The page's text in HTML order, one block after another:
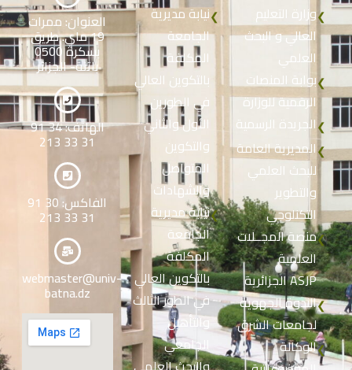
❮وزارة التعليم
العالي و البحث
العلمي
❮بوابة المنصات
الرقمية للوزارة
❮الجريدة الرسمية
❮المديرية العامة
للبحث العلمي
والتطوير
التكنلوجي
❮منصة المجــلات
العلمية
الجزائرية ASJP
❮الندوة الجهوية
لجامعات الشرق
❮الوكالة
❮نيابة مديرية
الجامعة
المكلفة
بالتكوين العالي
في الطورين
الأول والثاني
والتكوين
المتواصل
والشهادات
❮نيابة مديرية
الجامعة
المكلفة
بالتكوين العالي
في الطور الثالث
والتأهيل
الجامعي
العنوان: ممرات
19 ماي. طريق
بسكرة 0500
باتنة- الجزائر
الهاتف: 34 91
31 33 213
الفاكس: 30 91
31 33 213
webmaster@univ-
batna.dz